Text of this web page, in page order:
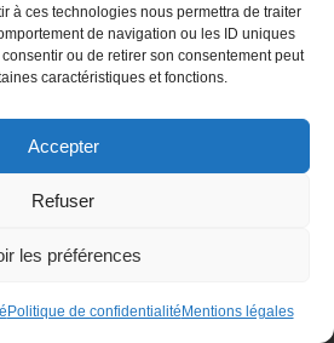
à ces technologies nous permettra de traiter
de navigation ou les ID uniques
ou de retirer son consentement peut
caractéristiques et fonctions.
Accepter
Refuser
les préférences
Politique de confidentialité Mentions légales
Qui suis-je ?
tous les articles
dans la Presse